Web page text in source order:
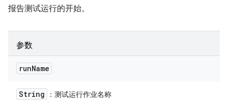
报告测试运行的开始。
参数
runName
String ：测试运行作业名称